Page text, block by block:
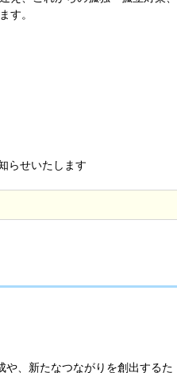
す。
らせいたします
や、新たなつながりを創出するた